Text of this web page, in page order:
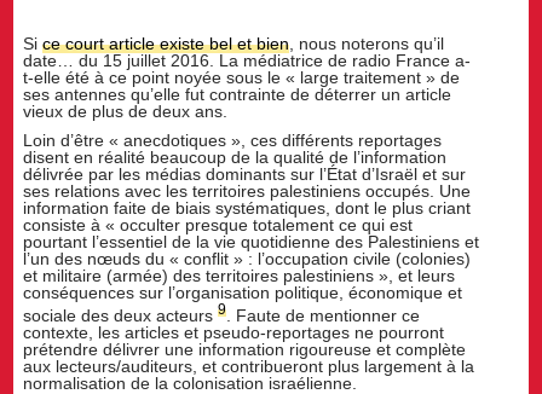
Sice court article existe bel et bien, nous noterons qu’il
date… du 15 juillet 2016. La médiatrice de radio France a-
t-elle été à ce point noyée sous le « large traitement » de
ses antennes qu’elle fut contrainte de déterrer un article
vieux de plus de deux ans.
Loin d’être « anecdotiques », ces différents reportages
disent en réalité beaucoup de la qualité de l’information
délivrée par les médias dominants sur l’État d’Israël et sur
ses relations avec les territoires palestiniens occupés. Une
information faite de biais systématiques, dont le plus criant
consiste à « occulter presque totalement ce qui est
pourtant l’essentiel de la vie quotidienne des Palestiniens et
l’un des nœuds du « conflit » : l’occupation civile (colonies)
et militaire (armée) des territoires palestiniens », et leurs
conséquences sur l’organisation politique, économique et
sociale des deux acteurs9
. Faute de mentionner ce
contexte, les articles et pseudo-reportages ne pourront
prétendre délivrer une information rigoureuse et complète
aux lecteurs/auditeurs, et contribueront plus largement à la
normalisation de la colonisation israélienne.